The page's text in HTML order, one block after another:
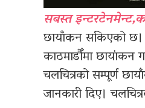
सबस्त
छायाँकन सकिएको छ।
काठमाडौँमा छायांकन
चलचित्रको सम्पूर्ण
जानकारी दिए।